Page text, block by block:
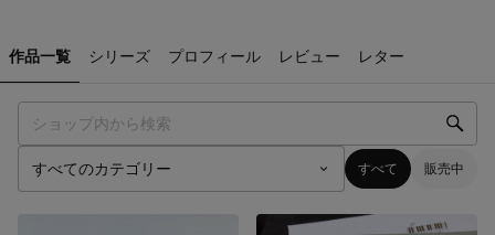
作品一覧 シリーズ プロフィール レビュー レター
すべて 販売中